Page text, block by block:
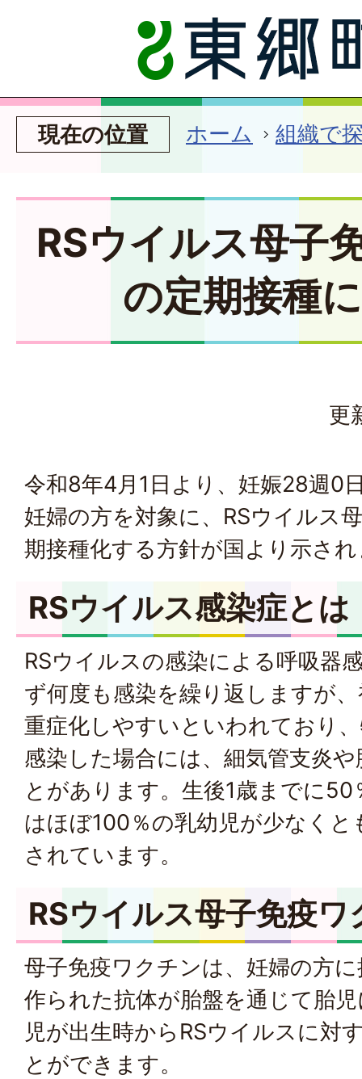
現在の位置 ホーム 組織で
RSウイルス母子
の定期接種
更
令和8年4月1日より、妊娠28週0
妊婦の方を対象に、RSウイルス
期接種化する方針が国より示さ
RSウイルス感染症とは
RSウイルスの感染による呼吸器
ず何度も感染を繰り返しますが
重症化しやすいといわれており
感染した場合には、細気管支炎
とがあります。生後1歳までに
はほぼ100％の乳幼児が少なく
されています。
RSウイルス母子免疫
母子免疫ワクチンは、妊婦の方
作られた抗体が胎盤を通じて胎
児が出生時からRSウイルスに対
とができます。